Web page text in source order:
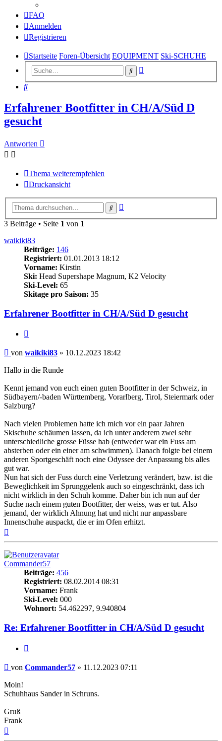
FAQ
Anmelden
Registrieren
Startseite Foren-Übersicht EQUIPMENT Ski-SCHUHE
Suche
Suche
Erfahrener Bootfitter in CH/A/Süd D
gesucht
Antworten
Thema weiterempfehlen
Druckansicht
Suche
3 Beiträge • Seite 1 von 1
waikiki83
Beiträge: 146
Registriert: 01.01.2013 18:12
Vorname: Kirstin
Ski: Head Supershape Magnum, K2 Velocity
Ski-Level: 65
Skitage pro Saison: 35
Erfahrener Bootfitter in CH/A/Süd D gesucht
Beitrag
von waikiki83 » 10.12.2023 18:42
Hallo in die Runde
Kennt jemand von euch einen guten Bootfitter in der Schweiz, in
Südbayern/-baden Württemberg, Vorarlberg, Tirol, Steiermark oder
Salzburg?
Nach vielen Problemen hatte ich mich vor ein paar Jahren
Skischuhe schäumen lassen, da ich unter anderem zwei sehr
unterschiedliche grosse Füsse hab (entweder war ein Fuss am
absterben oder ein einer am schwimmen). Danach folgte bei einem
anderen Sportgeschäft noch eine Odyssee der Anpassung bis alles
gut war.
Nun hat sich der Fuss durch eine Verletzung verändert, bzw. ist die
Beweglichkeit im Sprunggelenk auch so eingeschränkt, dass ich
nicht wirklich in den Schuh komme. Daher bin ich nun auf der
Suche nach einem guten Bootfitter, der weiss, was er tut. Also
jemand, der wirklich Ahnung hat und nicht nur anpassbare
Innenschuhe auspackt, die er im Ofen erhitzt.
Commander57
Beiträge: 456
Registriert: 08.02.2014 08:31
Vorname: Frank
Ski-Level: 000
Wohnort: 54.462297, 9.940804
Re: Erfahrener Bootfitter in CH/A/Süd D gesucht
Beitrag
von Commander57 » 11.12.2023 07:11
Moin!
Schuhhaus Sander in Schruns.
Gruß
Frank